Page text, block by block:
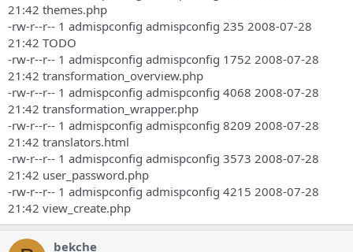
21:42 themes.php
-rw-r--r-- 1 admispconfig admispconfig 235 2008-07-28
21:42 TODO
-rw-r--r-- 1 admispconfig admispconfig 1752 2008-07-28
21:42 transformation_overview.php
-rw-r--r-- 1 admispconfig admispconfig 4068 2008-07-28
21:42 transformation_wrapper.php
-rw-r--r-- 1 admispconfig admispconfig 8209 2008-07-28
21:42 translators.html
-rw-r--r-- 1 admispconfig admispconfig 3573 2008-07-28
21:42 user_password.php
-rw-r--r-- 1 admispconfig admispconfig 4215 2008-07-28
21:42 view_create.php
bekche